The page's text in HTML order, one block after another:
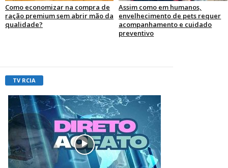
Como economizar na compra de
ração premium sem abrir mão da
qualidade?
Assim como em humanos,
envelhecimento de pets requer
acompanhamento e cuidado
preventivo
TV RCIA